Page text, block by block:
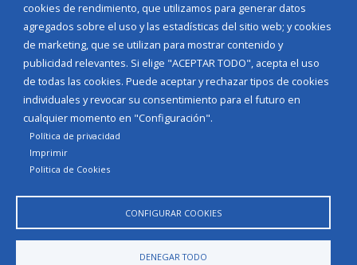
cookies de rendimiento, que utilizamos para generar datos
agregados sobre el uso y las estadísticas del sitio web; y cookies
de marketing, que se utilizan para mostrar contenido y
publicidad relevantes. Si elige "ACEPTAR TODO", acepta el uso
de todas las cookies. Puede aceptar y rechazar tipos de cookies
individuales y revocar su consentimiento para el futuro en
cualquier momento en "Configuración".
Política de privacidad
Imprimir
Politica de Cookies
CONFIGURAR COOKIES
DENEGAR TODO
INICIAR SESIÓN
MAPA WEB